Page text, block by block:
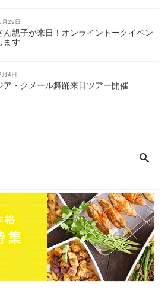
29日
ん親子が来日！オンライントークイベン
ます
4日
ア・クメール舞踊来日ツアー開催